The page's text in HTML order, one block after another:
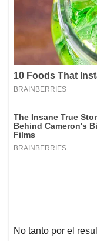
No tanto por el